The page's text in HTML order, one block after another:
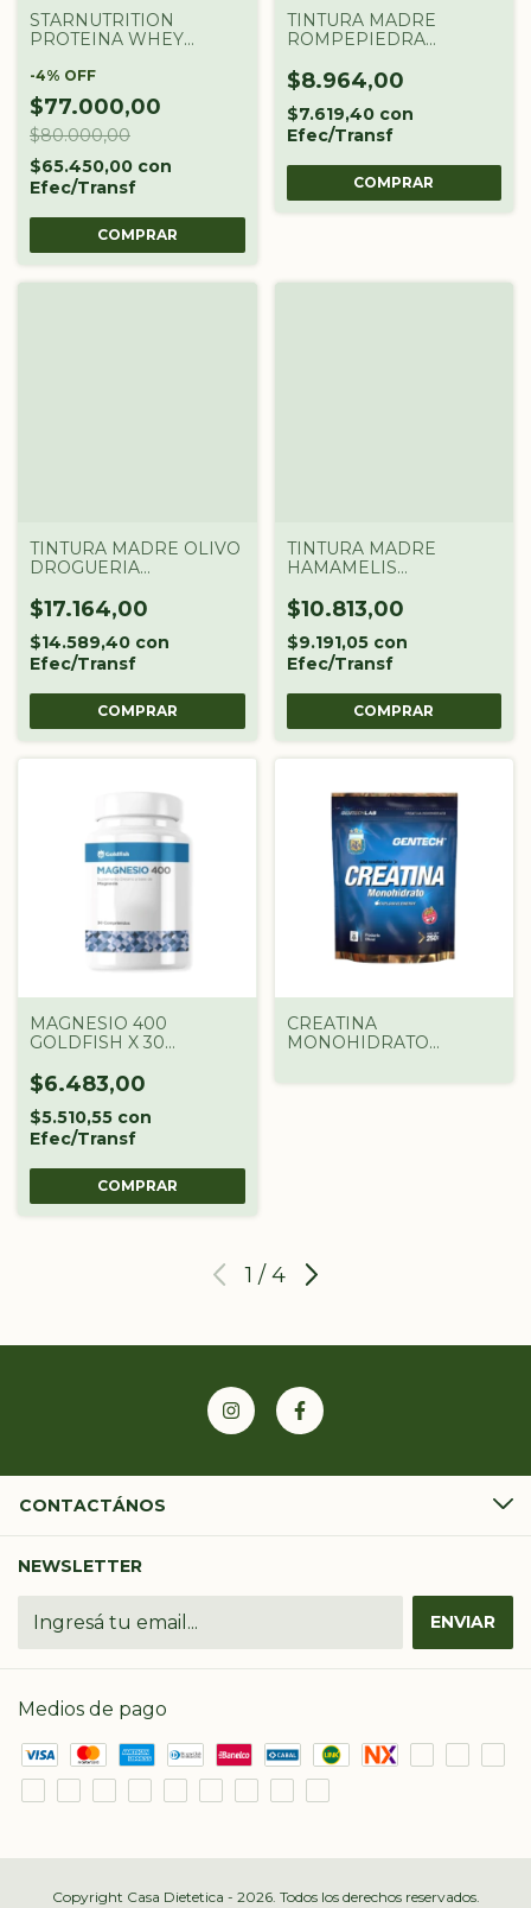
STARNUTRITION
PROTEINA WHEY
CHOCOLATE SUIZO
-4% OFF
$77.000,00
$80.000,00
$65.450,00 con
Efec/Transf
TINTURA MADRE
ROMPEPIEDRA
ARGENTINA X 60 CC
$8.964,00
$7.619,40 con
Efec/Transf
TINTURA MADRE OLIVO
DROGUERIA
$17.164,00
$14.589,40 con
Efec/Transf
TINTURA MADRE
HAMAMELIS
ARGENTINA X 60CC
$10.813,00
$9.191,05 con
Efec/Transf
MAGNESIO 400
GOLDFISH X 30
$6.483,00
$5.510,55 con
Efec/Transf
CREATINA
MONOHIDRATO
1 / 4
CONTACTÁNOS
NEWSLETTER
Medios de pago
Copyright Casa Dietetica - 2026. Todos los derechos reservados.